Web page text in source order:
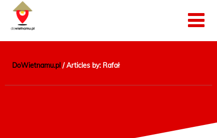
DoWietnamu.pl /Articles by: Rafał